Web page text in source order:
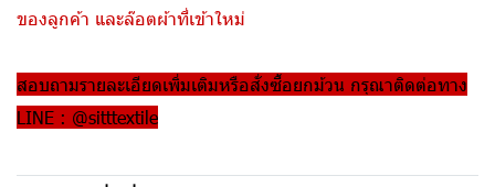
ของลูกค้า และล๊อตผ้าที่เข้าใหม่
สอบถามรายละเอียดเพิ่มเติมหรือสั่งซื้อยกม้วน กรุณาติดต่อทาง
LINE : @sitttextile